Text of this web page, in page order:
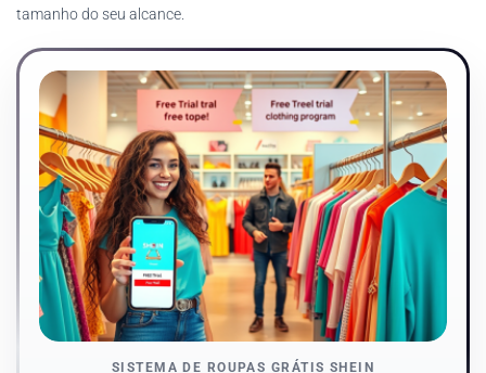
tamanho do seu alcance.
SISTEMA DE ROUPAS GRÁTIS SHEIN